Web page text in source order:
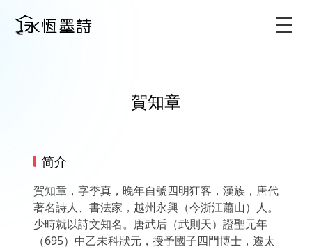
賀知章
简介
賀知章，字季真，晚年自號四明狂客，漢族，唐代
著名詩人、書法家，越州永興（今浙江蕭山）人。
少時就以詩文知名。唐武后（武則天）證聖元年
（695）中乙未科狀元，授予國子四門博士，遷太